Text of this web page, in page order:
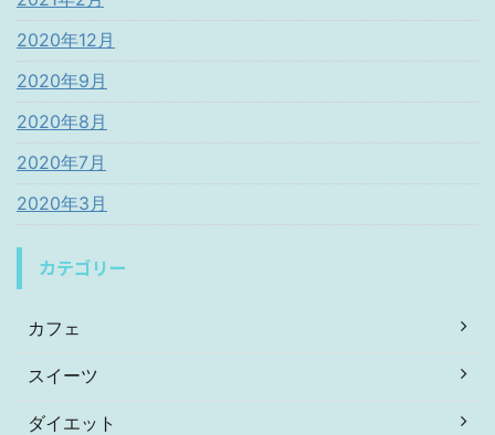
2020年12月
2020年9月
2020年8月
2020年7月
2020年3月
カテゴリー
カフェ
スイーツ
ダイエット